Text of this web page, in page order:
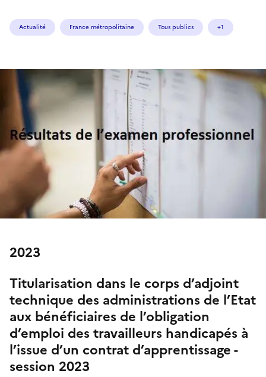
Actualité France métropolitaine Tous publics +1
2023
Titularisation dans le corps d’adjoint
technique des administrations de l’Etat
aux bénéficiaires de l’obligation
d’emploi des travailleurs handicapés à
l’issue d’un contrat d’apprentissage -
session 2023